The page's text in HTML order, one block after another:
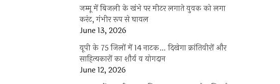
जम्मू में बिजली के खंभे पर मीटर लगाते युवक को लगा
करंट, गंभीर रूप से घायल
June 13, 2026
यूपी के 75 जिलों में 14 नाटक… दिखेगा क्रांतिवीरों और
साहित्यकारों का शौर्य व योगदान
June 12, 2026